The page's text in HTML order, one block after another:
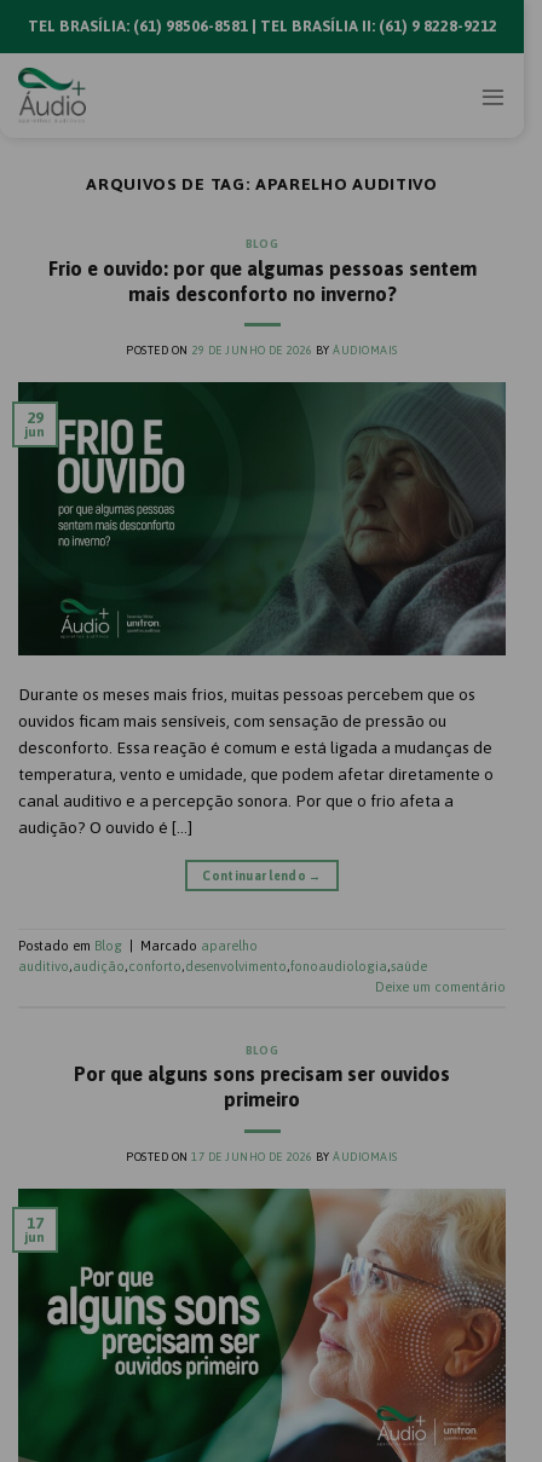
content
TEL BRASÍLIA: (61) 98506-8581 | TEL BRASÍLIA II: (61) 9 8228-9212
ARQUIVOS DE TAG: APARELHO AUDITIVO
BLOG
Frio e ouvido: por que algumas pessoas sentem
mais desconforto no inverno?
POSTED ON 29 DE JUNHO DE 2026 BYÁUDIOMAIS
29
jun
Durante os meses mais frios, muitas pessoas percebem que os
ouvidos ficam mais sensíveis, com sensação de pressão ou
desconforto. Essa reação é comum e está ligada a mudanças de
temperatura, vento e umidade, que podem afetar diretamente o
canal auditivo e a percepção sonora. Por que o frio afeta a
audição? O ouvido é […]
Continuar lendo →
Postado em Blog Marcado aparelho
auditivo,audição,conforto,desenvolvimento,fonoaudiologia,saúde
Deixe um comentário
BLOG
Por que alguns sons precisam ser ouvidos
primeiro
POSTED ON17 DE JUNHO DE 2026 BYÁUDIOMAIS
17
jun